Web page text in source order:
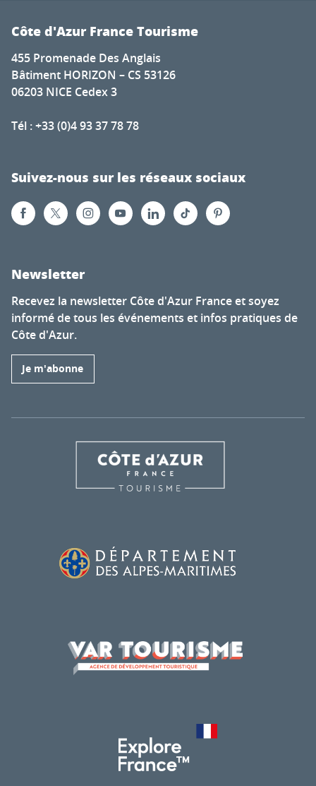
Côte d'Azur France Tourisme
455 Promenade Des Anglais
Bâtiment HORIZON – CS 53126
06203 NICE Cedex 3
Tél : +33 (0)4 93 37 78 78
Suivez-nous sur les réseaux sociaux
Newsletter
Recevez la newsletter Côte d'Azur France et soyez
informé de tous les événements et infos pratiques de
Côte d'Azur.
Je m'abonne